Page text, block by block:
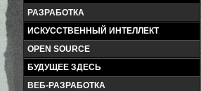
РАЗРАБОТКА
ИСКУССТВЕННЫЙ ИНТЕЛЛЕКТ
OPEN SOURCE
БУДУЩЕЕ ЗДЕСЬ
ВЕБ-РАЗРАБОТКА